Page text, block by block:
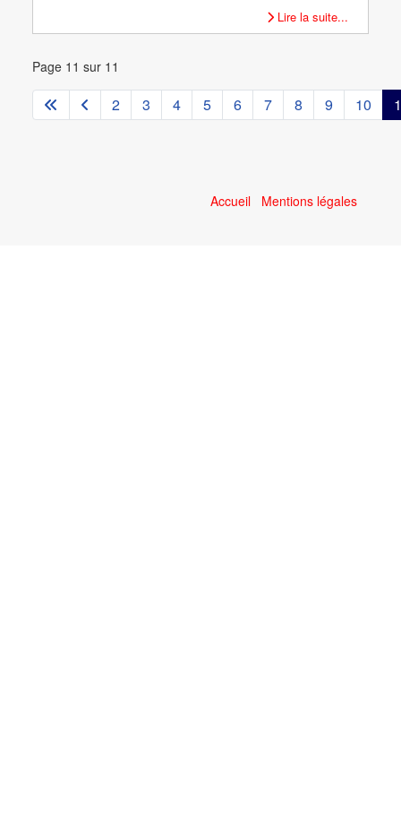
Lire la suite...
Page 11 sur 11
2 3 4 5 6 7 8 9 10
Accueil Mentions légales